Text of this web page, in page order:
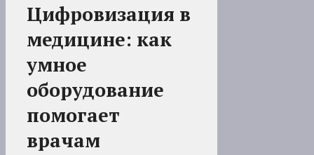
Цифровизация в
медицине: как
умное
оборудование
помогает
врачам